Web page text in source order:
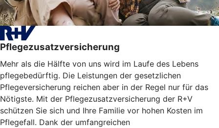
Pflegezusatzversicherung
Mehr als die Hälfte von uns wird im Laufe des Lebens
pflegebedürftig. Die Leistungen der gesetzlichen
Pflegeversicherung reichen aber in der Regel nur für das
Nötigste. Mit der Pflegezusatzversicherung der R+V
schützen Sie sich und Ihre Familie vor hohen Kosten im
Pflegefall. Dank der umfangreichen